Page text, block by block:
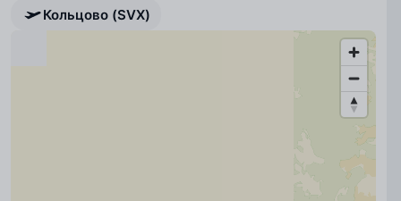
Кольцово (SVX)